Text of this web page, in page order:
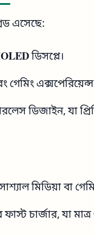
এসেছে:
ডিসপ্লে।
গেমিং
ডিজাইন, যা
মিডিয়া বা
চার্জার, যা